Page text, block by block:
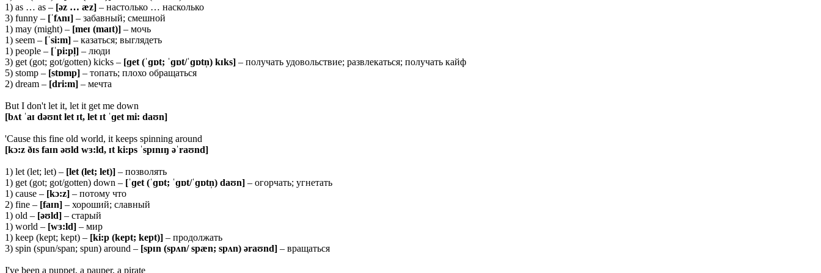
1) as … as – [əz … æz] – настолько … насколько
3) funny – [ˈfʌnɪ] – забавный; смешной
1) may (might) – [meɪ (maɪt)] – мочь
1) seem – [ˈsi:m] – казаться; выглядеть
1) people – [ˈpi:pl̩] – люди
3) get (got; got/gotten) kicks – [ɡet (ˈɡɒt; ˈɡɒt/ˈɡɒtn̩) kɪks] – получать удовольствие; развлекаться; получать кайф
5) stomp – [stɒmp] – топать; плохо обращаться
2) dream – [dri:m] – мечта
But I don't let it, let it get me down
[bʌt ˈaɪ dəʊnt let ɪt, let ɪt ˈɡet mi: daʊn]
'Cause this fine old world, it keeps spinning around
[kɔ:z ðɪs faɪn əʊld wɜ:ld, ɪt ki:ps ˈspɪnɪŋ əˈraʊnd]
1) let (let; let) – [let (let; let)] – позволять
1) get (got; got/gotten) down – [ˈɡet (ˈɡɒt; ˈɡɒt/ˈɡɒtn̩) daʊn] – огорчать; угнетать
1) cause – [kɔ:z] – потому что
2) fine – [faɪn] – хороший; славный
1) old – [əʊld] – старый
1) world – [wɜ:ld] – мир
1) keep (kept; kept) – [ki:p (kept; kept)] – продолжать
3) spin (spun/span; spun) around – [spɪn (spʌn/ spæn; spʌn) əraʊnd] – вращаться
I've been a puppet, a pauper, a pirate